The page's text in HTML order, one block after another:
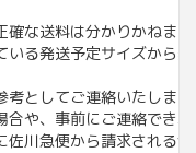
な送料は分かりかねます
る発送予定サイズから
考としてご連絡いたしま
や、事前にご連絡でき
川急便から請求される